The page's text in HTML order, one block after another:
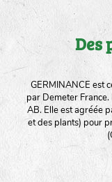
Des
GERMINANCE est
par Demeter
AB. Elle est agréée
et des plants) pour